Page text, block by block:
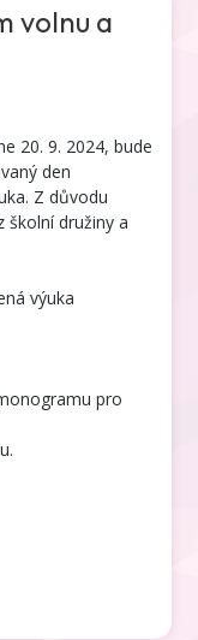
volnu a
20. 9. 2024, bude
den
Z důvodu
školní družiny a
výuka
pro